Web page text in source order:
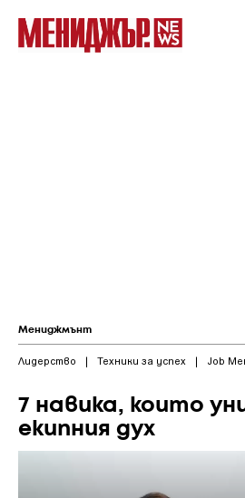
Мениджмънт
Лидерство | Техники за успех | Job
7 навика, които
екипния дух